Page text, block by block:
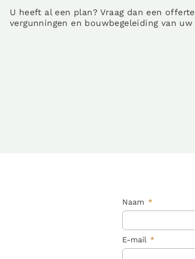
U heeft al een plan? Vraag dan een
vergunningen en bouwbegeleiding van uw
Naam
E-mail